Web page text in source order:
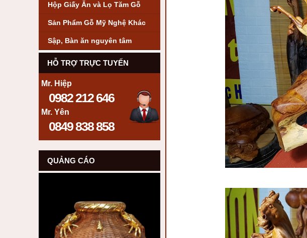
Hộp Giấy Ăn và Lọ Tăm Gỗ
Sản Phẩm Gỗ Mỹ Nghệ Khác
Sập, Bàn ăn nguyên tâm
HỖ TRỢ TRỰC TUYẾN
Mr. Hiệp
0982 212 646
Mr. Yên
0849 838 858
QUẢNG CÁO